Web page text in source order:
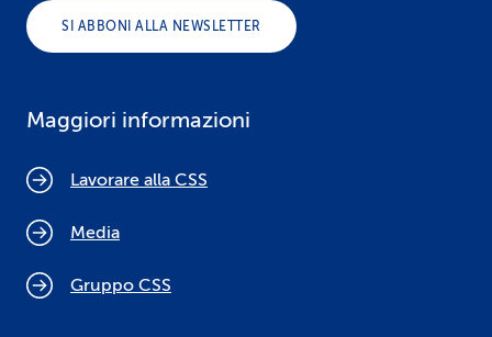
SI ABBONI ALLA NEWSLETTER
Maggiori informazioni
Lavorare alla CSS
Media
Gruppo CSS